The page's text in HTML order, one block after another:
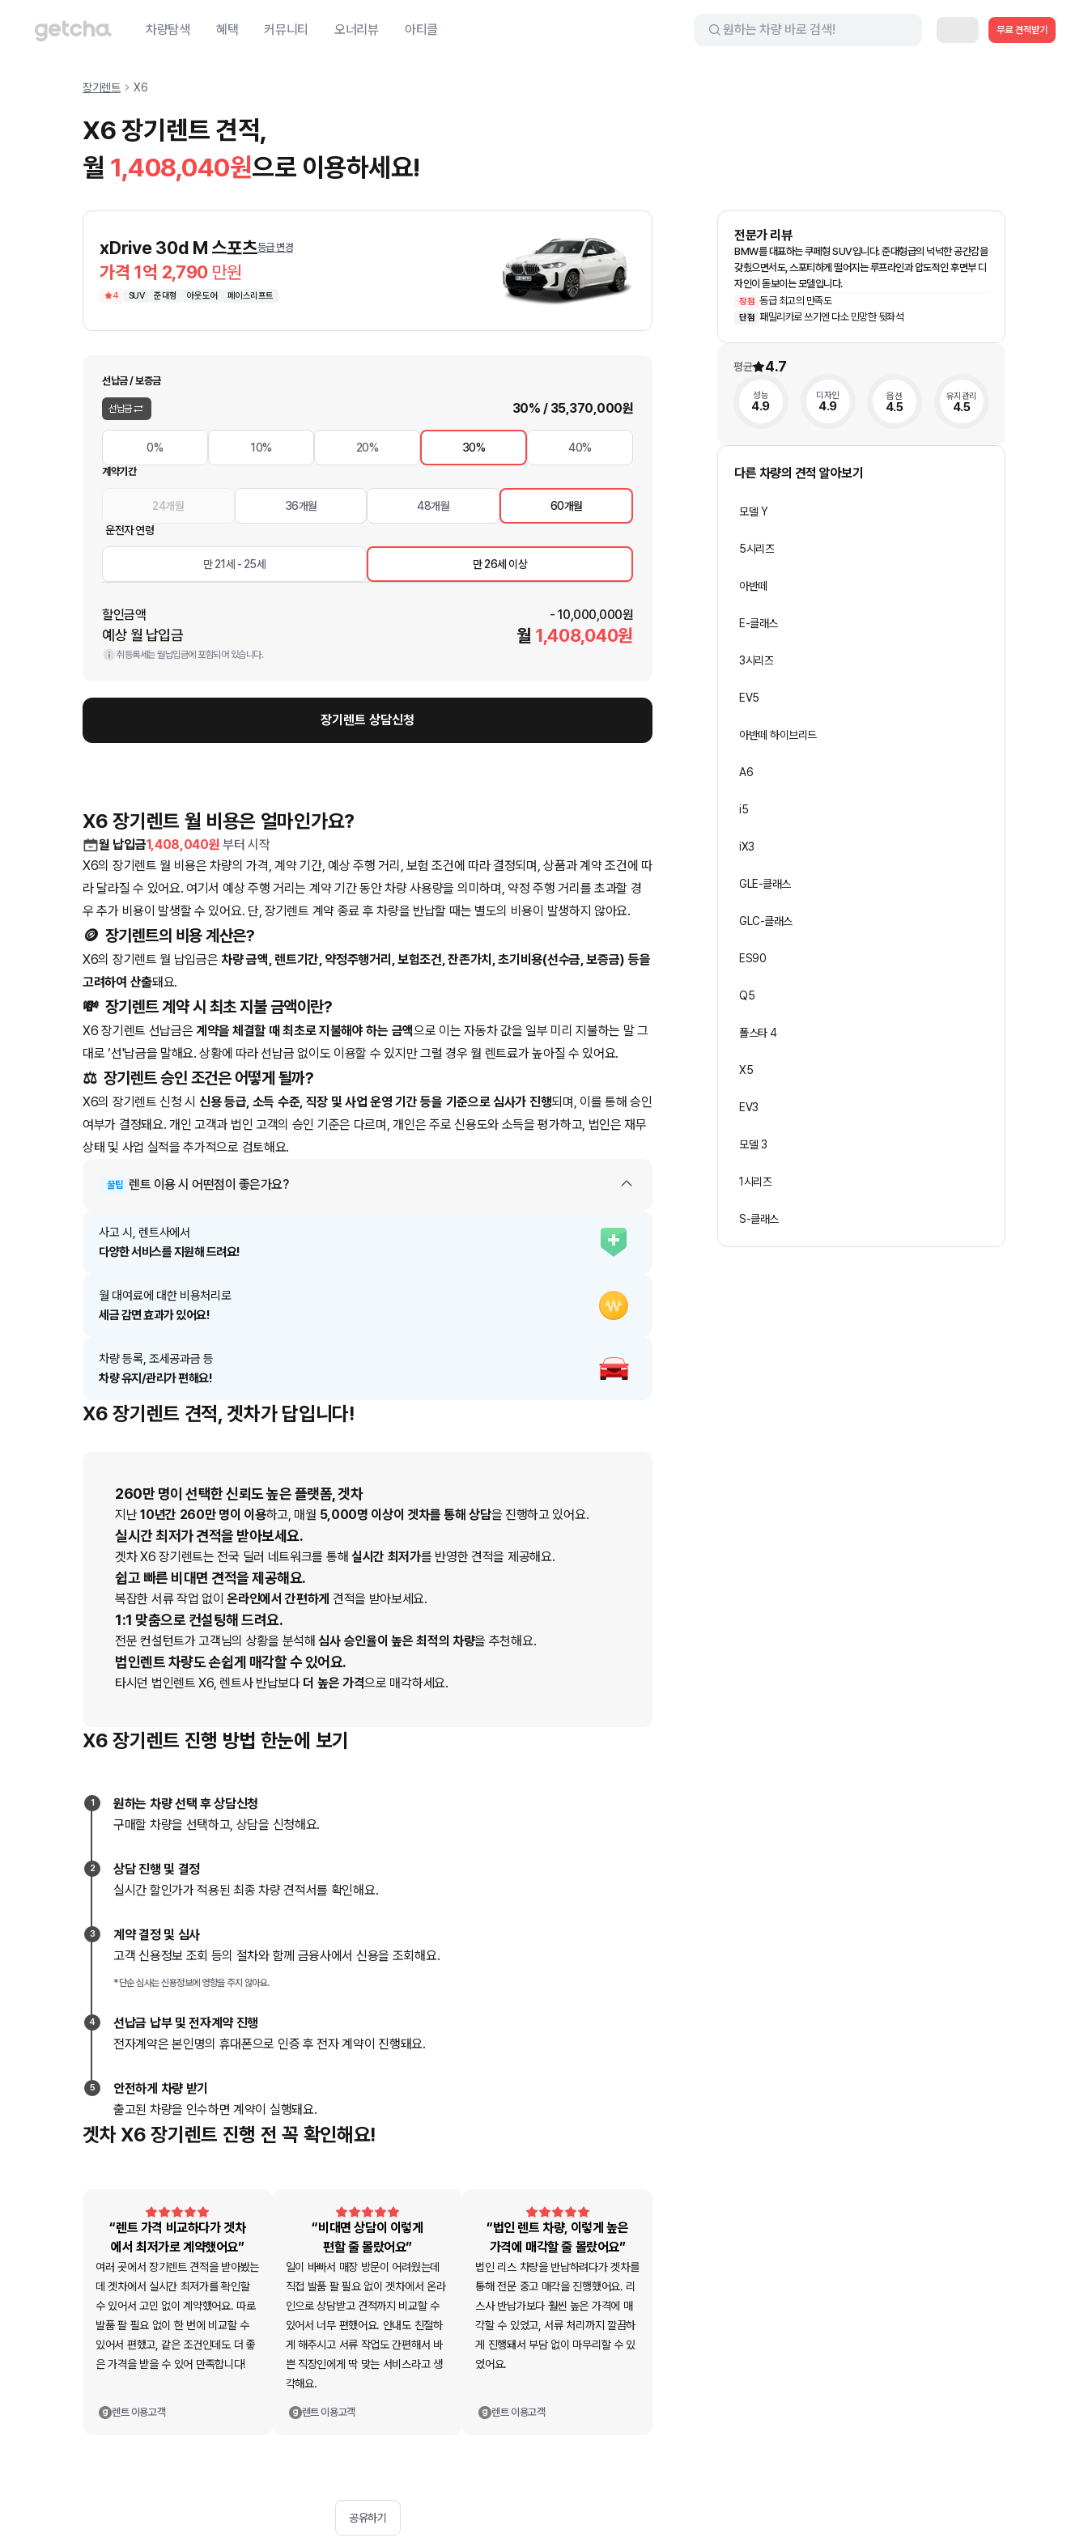
차량탐색 혜택 커뮤니티 오너리뷰 아티클 무료 견적받기
장기렌트 X6
X6 장기렌트 견적,
월 1,408,040원으로 이용하세요!
xDrive 30d M 스포츠등급 변경
가격 1억 2,790 만원
4 SUV 준대형 아웃도어 페이스리프트
선납금 / 보증금
선납금 30% / 35,370,000원
0% 10% 20% 30% 40%
계약기간
24개월 36개월 48개월
60개월
운전자 연령
만 21세 - 25세 만 26세 이상
할인금액 - 10,000,000원
예상 월 납입금 월 1,408,040원
취등록세는 월납입금에 포함되어 있습니다.
장기렌트 상담신청
전문가 리뷰
BMW를 대표하는 쿠페형 SUV입니다. 준대형급의 넉넉한 공간감을
갖췄으면서도, 스포티하게 떨어지는 루프라인과 압도적인 후면부 디
자인이 돋보이는 모델입니다.
장점 동급 최고의 만족도
단점 패밀리카로 쓰기엔 다소 민망한 뒷좌석
평균 4.7
성능
4.9
디자인
4.9
옵션
4.5
유지관리
4.5
다른 차량의 견적 알아보기
모델 Y
5시리즈
아반떼
E-클래스
3시리즈
EV5
아반떼 하이브리드
A6
i5
iX3
GLE-클래스
GLC-클래스
ES90
Q5
폴스타 4
X5
EV3
모델 3
1시리즈
S-클래스
X6 장기렌트 월 비용은 얼마인가요?
월 납입금1,408,040원 부터 시작
X6의 장기렌트 월 비용은 차량의 가격, 계약 기간, 예상 주행 거리, 보험 조건에 따라 결정되며, 상품과 계약 조건에 따
라 달라질 수 있어요. 여기서 예상 주행 거리는 계약 기간 동안 차량 사용량을 의미하며, 약정 주행 거리를 초과할 경
우 추가 비용이 발생할 수 있어요. 단, 장기렌트 계약 종료 후 차량을 반납할 때는 별도의 비용이 발생하지 않아요.
🪙 장기렌트의 비용 계산은?
X6의 장기렌트 월 납입금은차량 금액, 렌트기간, 약정주행거리, 보험조건, 잔존가치, 초기비용(선수금, 보증금) 등을
고려하여 산출돼요.
💸 장기렌트 계약 시 최초 지불 금액이란?
X6 장기렌트 선납금은계약을 체결할 때 최초로 지불해야 하는 금액으로 이는 자동차 값을 일부 미리 지불하는 말 그
대로 ‘선'납금을 말해요. 상황에 따라 선납금 없이도 이용할 수 있지만 그럴 경우 월 렌트료가 높아질 수 있어요.
⚖️ 장기렌트 승인 조건은 어떻게 될까?
X6의 장기렌트 신청 시 신용 등급, 소득 수준, 직장 및 사업 운영 기간 등을 기준으로 심사가 진행되며, 이를 통해 승인
여부가 결정돼요. 개인 고객과 법인 고객의 승인 기준은 다르며, 개인은 주로 신용도와 소득을 평가하고, 법인은 재무
상태 및 사업 실적을 추가적으로 검토해요.
꿀팁 렌트 이용 시 어떤점이 좋은가요?
사고 시, 렌트사에서
다양한 서비스를 지원해 드려요!
월 대여료에 대한 비용처리로
세금 감면 효과가 있어요!
차량 등록, 조세공과금 등
차량 유지/관리가 편해요!
X6 장기렌트 견적, 겟차가 답입니다!
260만 명이 선택한 신뢰도 높은 플랫폼, 겟차
지난10년간 260만 명이 이용하고, 매월 5,000명 이상이 겟차를 통해 상담을 진행하고 있어요.
실시간 최저가 견적을 받아보세요.
겟차X6 장기렌트는 전국 딜러 네트워크를 통해 실시간 최저가를 반영한 견적을 제공해요.
쉽고 빠른 비대면 견적을 제공해요.
복잡한 서류 작업 없이온라인에서 간편하게 견적을 받아보세요.
1:1 맞춤으로 컨설팅해 드려요.
전문 컨설턴트가 고객님의 상황을 분석해 심사 승인율이 높은 최적의 차량을 추천해요.
법인렌트 차량도 손쉽게 매각할 수 있어요.
타시던 법인렌트 X6, 렌트사 반납보다 더 높은 가격으로 매각하세요.
X6 장기렌트 진행 방법 한눈에 보기
1
원하는 차량 선택 후 상담신청
구매할 차량을 선택하고, 상담을 신청해요.
2
상담 진행 및 결정
실시간 할인가가 적용된 최종 차량 견적서를 확인해요.
3
계약 결정 및 심사
고객 신용정보 조회 등의 절차와 함께 금융사에서 신용을 조회해요.
*단순 심사는 신용정보에 영향을 주지 않아요.
4
선납금 납부 및 전자계약 진행
전자계약은 본인명의 휴대폰으로 인증 후 전자 계약이 진행돼요.
5
안전하게 차량 받기
출고된 차량을 인수하면 계약이 실행돼요.
겟차 X6 장기렌트 진행 전 꼭 확인해요!
“렌트 가격 비교하다가 겟차
에서 최저가로 계약했어요”
여러 곳에서 장기렌트 견적을 받아봤는
데 겟차에서 실시간 최저가를 확인할
수 있어서 고민 없이 계약했어요. 따로
발품 팔 필요 없이 한 번에 비교할 수
있어서 편했고, 같은 조건인데도 더 좋
은 가격을 받을 수 있어 만족합니다!
렌트 이용고객
“비대면 상담이 이렇게
편할 줄 몰랐어요”
일이 바빠서 매장 방문이 어려웠는데
직접 발품 팔 필요 없이 겟차에서 온라
인으로 상담받고 견적까지 비교할 수
있어서 너무 편했어요. 안내도 친절하
게 해주시고 서류 작업도 간편해서 바
쁜 직장인에게 딱 맞는 서비스라고 생
각해요.
렌트 이용고객
“법인 렌트 차량, 이렇게 높은
가격에 매각할 줄 몰랐어요”
법인 리스 차량을 반납하려다가 겟차를
통해 전문 중고 매각을 진행했어요. 리
스사 반납가보다 훨씬 높은 가격에 매
각할 수 있었고, 서류 처리까지 깔끔하
게 진행돼서 부담 없이 마무리할 수 있
었어요.
렌트 이용고객
공유하기